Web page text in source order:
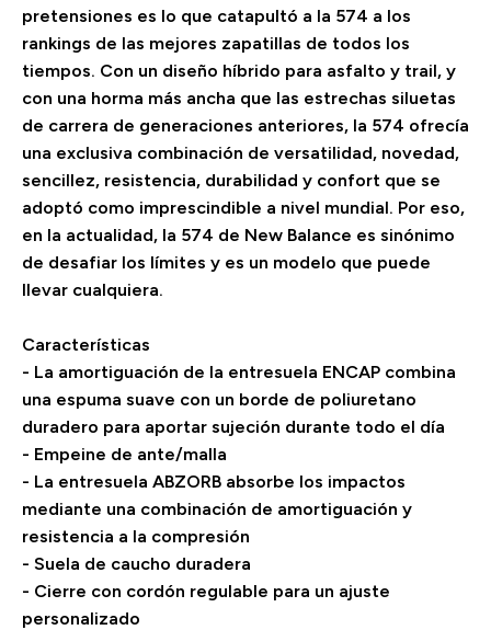
pretensiones es lo que catapultó a la 574 a los
rankings de las mejores zapatillas de todos los
tiempos. Con un diseño híbrido para asfalto y trail, y
con una horma más ancha que las estrechas siluetas
de carrera de generaciones anteriores, la 574 ofrecía
una exclusiva combinación de versatilidad, novedad,
sencillez, resistencia, durabilidad y confort que se
adoptó como imprescindible a nivel mundial. Por eso,
en la actualidad, la 574 de New Balance es sinónimo
de desafiar los límites y es un modelo que puede
llevar cualquiera.
Características
- La amortiguación de la entresuela ENCAP combina
una espuma suave con un borde de poliuretano
duradero para aportar sujeción durante todo el día
- Empeine de ante/malla
- La entresuela ABZORB absorbe los impactos
mediante una combinación de amortiguación y
resistencia a la compresión
- Suela de caucho duradera
- Cierre con cordón regulable para un ajuste
personalizado